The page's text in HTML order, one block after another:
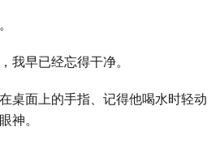
我早已经忘得干净。
桌面上的手指、记得他喝水时轻动
神。